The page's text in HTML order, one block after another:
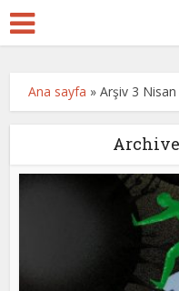
Ana sayfa »Arşiv 3
Archive